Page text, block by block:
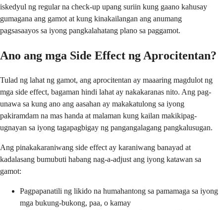
iskedyul ng regular na check-up upang suriin kung gaano kahusay
gumagana ang gamot at kung kinakailangan ang anumang
pagsasaayos sa iyong pangkalahatang plano sa paggamot.
Ano ang mga Side Effect ng Aprocitentan?
Tulad ng lahat ng gamot, ang aprocitentan ay maaaring magdulot ng
mga side effect, bagaman hindi lahat ay nakakaranas nito. Ang pag-
unawa sa kung ano ang aasahan ay makakatulong sa iyong
pakiramdam na mas handa at malaman kung kailan makikipag-
ugnayan sa iyong tagapagbigay ng pangangalagang pangkalusugan.
Ang pinakakaraniwang side effect ay karaniwang banayad at
kadalasang bumubuti habang nag-a-adjust ang iyong katawan sa
gamot:
Pagpapanatili ng likido na humahantong sa pamamaga sa iyong
mga bukung-bukong, paa, o kamay